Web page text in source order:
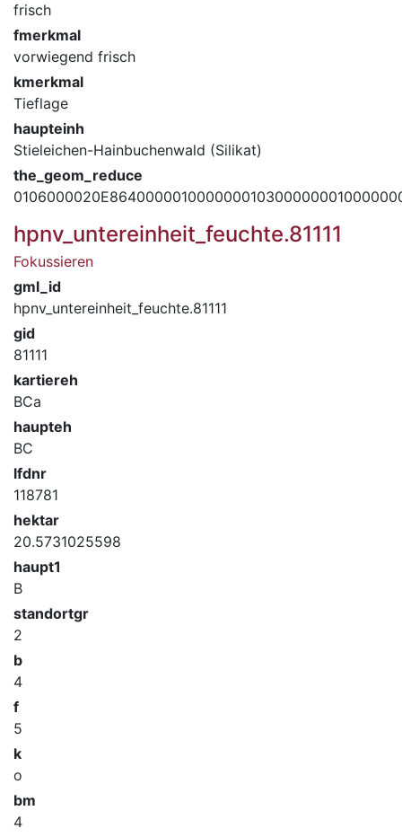
frisch
fmerkmal
vorwiegend frisch
kmerkmal
Tieflage
haupteinh
Stieleichen-Hainbuchenwald (Silikat)
the_geom_reduce
hpnv_untereinheit_feuchte.81111
Fokussieren
gml_id
hpnv_untereinheit_feuchte.81111
gid
81111
kartiereh
BCa
haupteh
BC
lfdnr
118781
hektar
20.5731025598
haupt1
B
standortgr
2
b
4
f
5
k
o
bm
4